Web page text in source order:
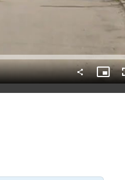
Slika
v
sliki